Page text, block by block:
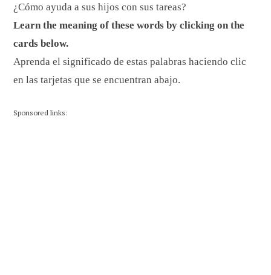
¿Cómo ayuda a sus hijos con sus tareas?
Learn the meaning of these words by clicking on the
cards below.
Aprenda el significado de estas palabras haciendo clic
en las tarjetas que se encuentran abajo.
Sponsored links: